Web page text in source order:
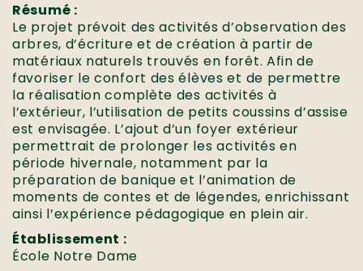
Résumé :
Le projet prévoit des activités d’observation des
arbres, d’écriture et de création à partir de
matériaux naturels trouvés en forêt. Afin de
favoriser le confort des élèves et de permettre
la réalisation complète des activités à
l’extérieur, l’utilisation de petits coussins d’assise
est envisagée. L’ajout d’un foyer extérieur
permettrait de prolonger les activités en
période hivernale, notamment par la
préparation de banique et l’animation de
moments de contes et de légendes, enrichissant
ainsi l’expérience pédagogique en plein air.
Établissement :
École Notre Dame